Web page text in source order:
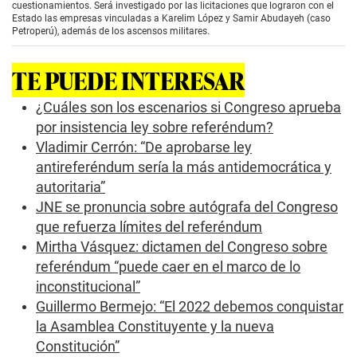
n
d
f
2
m
cuestionamientos. Será investigado por las licitaciones que lograron con el
Estado las empresas vinculadas a Karelim López y Samir Abudayeh (caso
Petroperú), además de los ascensos militares.
TE PUEDE INTERESAR
¿Cuáles son los escenarios si Congreso aprueba
por insistencia ley sobre referéndum?
Vladimir Cerrón: “De aprobarse ley
antireferéndum sería la más antidemocrática y
autoritaria”
JNE se pronuncia sobre autógrafa del Congreso
que refuerza límites del referéndum
Mirtha Vásquez: dictamen del Congreso sobre
referéndum “puede caer en el marco de lo
inconstitucional”
Guillermo Bermejo: “El 2022 debemos conquistar
la Asamblea Constituyente y la nueva
Constitución”